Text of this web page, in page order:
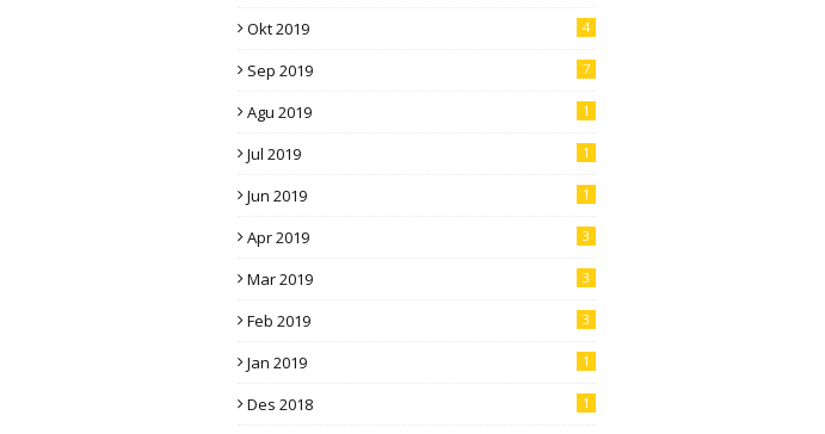
Okt 2019 4
Sep 2019 7
Agu 2019 1
Jul 2019 1
Jun 2019 1
Apr 2019 3
Mar 2019 3
Feb 2019 3
Jan 2019 1
Des 2018 1